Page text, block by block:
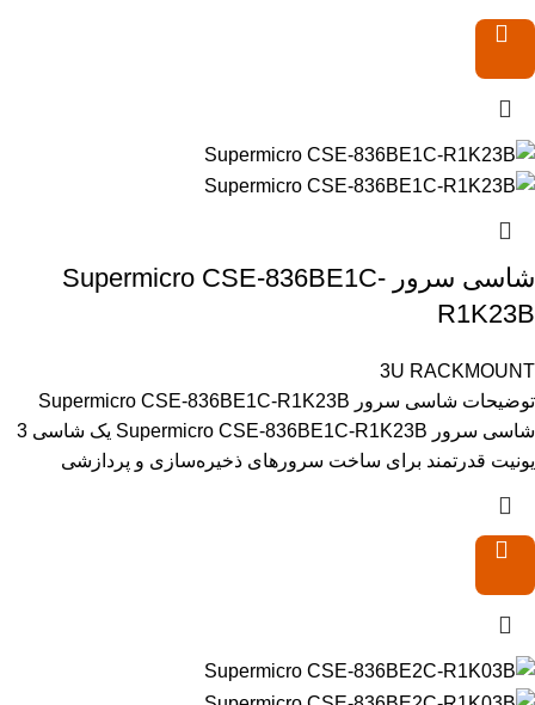
شاسی سرور Supermicro CSE-836BE1C-
R1K23B
3U RACKMOUNT
توضیحات شاسی سرور Supermicro CSE-836BE1C-R1K23B
شاسی سرور Supermicro CSE-836BE1C-R1K23B یک شاسی 3
یونیت قدرتمند برای ساخت سرورهای ذخیره‌سازی و پردازشی